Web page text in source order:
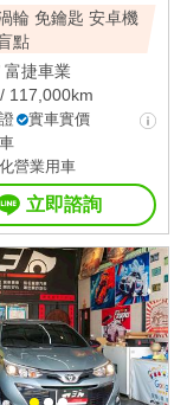
輪 免鑰匙 安卓機
點
富捷車業
117,000km
實車實價
營業用車
立即諮詢